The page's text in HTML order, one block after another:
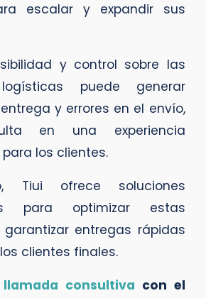
escalar y expandir sus
y control sobre las
puede generar
y errores en el envío,
en una experiencia
los clientes.
Tiui ofrece soluciones
para optimizar estas
entregas rápidas
clientes finales.
consultiva con el